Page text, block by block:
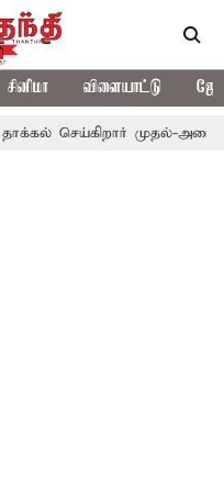
சினிமா விளையாட்டு
முதல்-அமைச்சர் ரங்கசாமி